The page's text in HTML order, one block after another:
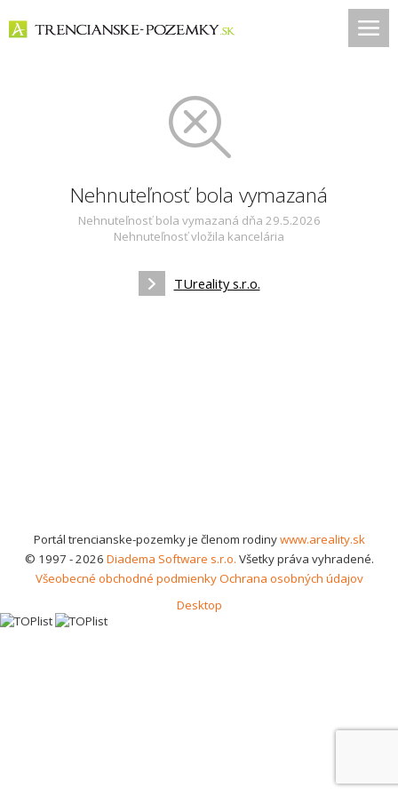
Nehnuteľnosť bola vymazaná
Nehnuteľnosť bola vymazaná dňa 29.5.2026
Nehnuteľnosť vložila kancelária
TUreality s.r.o.
Portál trencianske-pozemky je členom rodinywww.areality.sk
© 1997 - 2026 Diadema Software s.r.o. Všetky práva vyhradené.
Všeobecné obchodné podmienkyOchrana osobných údajov
Desktop